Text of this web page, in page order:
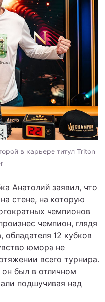
в карьере титул Triton
Анатолий заявил, что
стене, на которую
чемпионов
чемпион, глядя
обладателя 12 кубков
юмора не
всего турнира.
был в отличном
подшучивая над